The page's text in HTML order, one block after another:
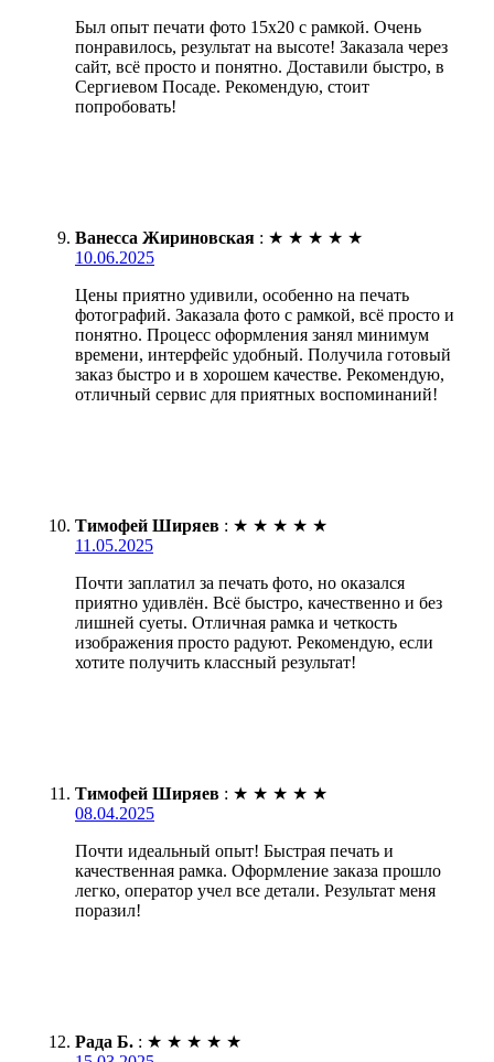
Был опыт печати фото 15х20 с рамкой. Очень
понравилось, результат на высоте! Заказала через
сайт, всё просто и понятно. Доставили быстро, в
Сергиевом Посаде. Рекомендую, стоит
попробовать!
Ванесса Жириновская : ★ ★ ★ ★ ★
10.06.2025
Цены приятно удивили, особенно на печать
фотографий. Заказала фото с рамкой, всё просто и
понятно. Процесс оформления занял минимум
времени, интерфейс удобный. Получила готовый
заказ быстро и в хорошем качестве. Рекомендую,
отличный сервис для приятных воспоминаний!
Тимофей Ширяев : ★ ★ ★ ★ ★
11.05.2025
Почти заплатил за печать фото, но оказался
приятно удивлён. Всё быстро, качественно и без
лишней суеты. Отличная рамка и четкость
изображения просто радуют. Рекомендую, если
хотите получить классный результат!
Тимофей Ширяев : ★ ★ ★ ★ ★
08.04.2025
Почти идеальный опыт! Быстрая печать и
качественная рамка. Оформление заказа прошло
легко, оператор учел все детали. Результат меня
поразил!
Рада Б. : ★ ★ ★ ★ ★